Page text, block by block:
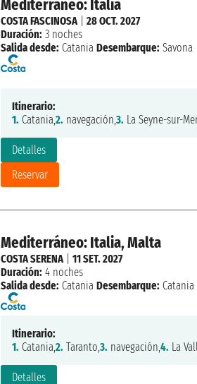
Mediterráneo: Italia
Detalles
Reservar
COSTA FASCINOSA| 28 OCT. 2027
Duración: 3 noches
Salida desde: Catania Desembarque: Savona
Itinerario:
1. Catania,2. navegación,3. La Seyne-sur-
Mediterráneo: Italia, Malta
Detalles
COSTA SERENA| 11 SET. 2027
Duración: 4 noches
Salida desde: Catania Desembarque: Catania
Itinerario:
1. Catania,2. Taranto,3. navegación,4. La